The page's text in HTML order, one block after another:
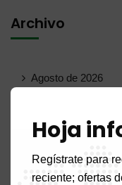
Archivo
Agosto de 2026
Hoja
Regístrate para
reciente; ofertas